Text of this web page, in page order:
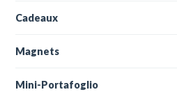
Cadeaux
Magnets
Mini-Portafoglio